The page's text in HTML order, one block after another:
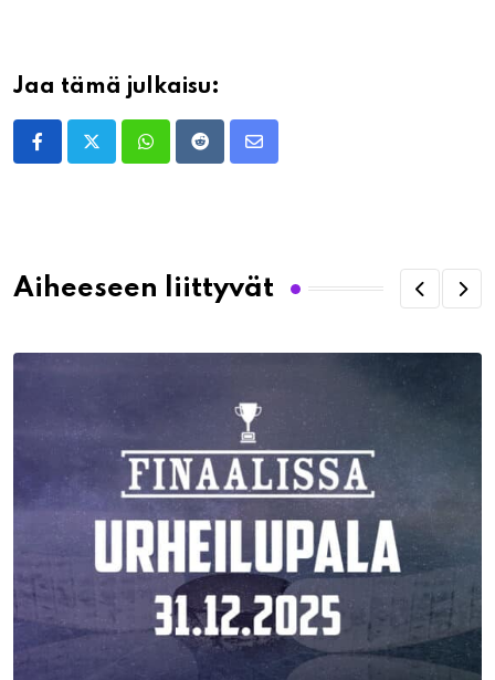
Jaa tämä julkaisu:
WhatsappRedditShare
Aiheeseen liittyvät